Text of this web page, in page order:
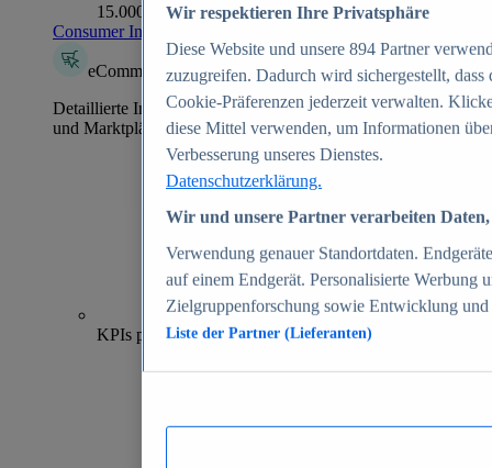
15.000+ Marken
Consumer Insights entdecken
eCommerce Insights
Detaillierte Informationen zu mehr als 39.000 Online-Shops
und Marktplätzen
70+
KPIs pro Shop
Wir respektieren Ihre Privatsphäre
Diese Website und unsere 894 Partner
zuzugreifen. Dadurch wird sichergestellt,
Cookie-Präferenzen jederzeit verwalten.
diese Mittel verwenden, um Informationen
Verbesserung unseres Dienstes.
Datenschutzerklärung.
Wir und unsere Partner verarbeiten
Verwendung genauer Standortdaten.
auf einem Endgerät. Personalisierte Werbung
Zielgruppenforschung sowie Entwicklung
Liste der Partner (Lieferanten)